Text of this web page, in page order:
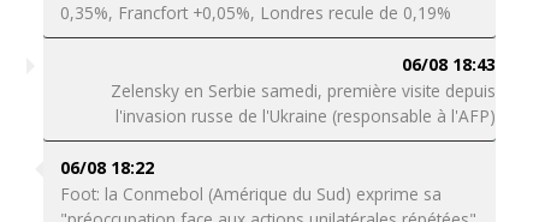
0,35%, Francfort +0,05%, Londres recule de 0,19%
06/08 18:43
Zelensky en Serbie samedi, première visite depuis
l'invasion russe de l'Ukraine (responsable à l'AFP)
06/08 18:22
Foot: la Conmebol (Amérique du Sud) exprime sa